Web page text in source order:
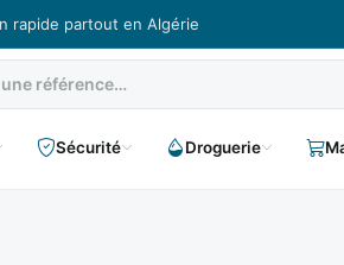
rapide partout en Algérie
Sécurité Droguerie